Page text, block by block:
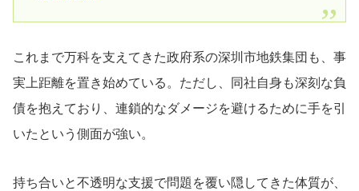
これまで万科を支えてきた政府系の深圳市地鉄集団も、事
実上距離を置き始めている。ただし、同社自身も深刻な負
債を抱えており、連鎖的なダメージを避けるために手を引
いたという側面が強い。
持ち合いと不透明な支援で問題を覆い隠してきた体質が、